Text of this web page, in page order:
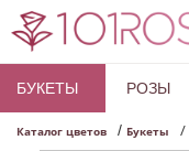
БУКЕТЫ РОЗЫ
Каталог цветов / Букеты /